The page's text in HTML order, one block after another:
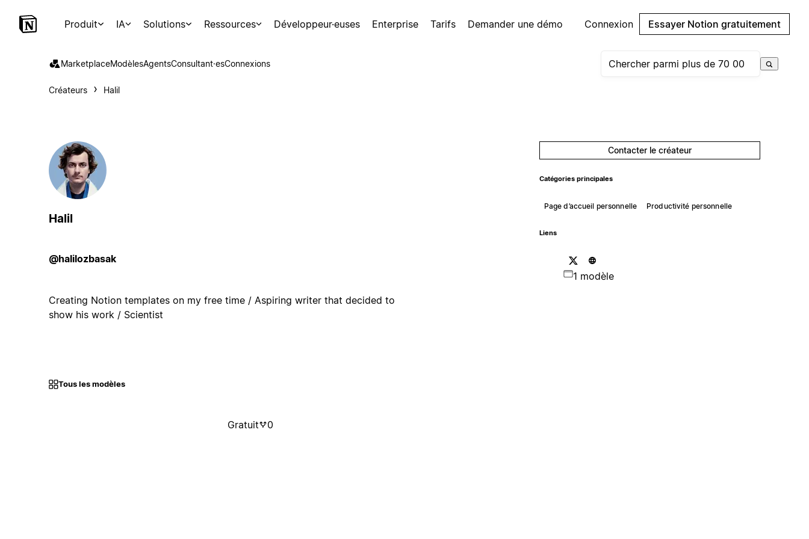
Produit IA Solutions Ressources Développeur·euses Enterprise Tarifs Demander une démo Connexion Essayer Notion gratuitement
MarketplaceModèlesAgentsConsultant·esConnexions
Créateurs Halil
Halil
@halilozbasak
Creating Notion templates on my free time / Aspiring writer that decided to
show his work / Scientist
Contacter le créateur
Catégories principales
Page d’accueil personnelle Productivité personnelle
Liens
1 modèle
Tous les modèles
Gratuit 0